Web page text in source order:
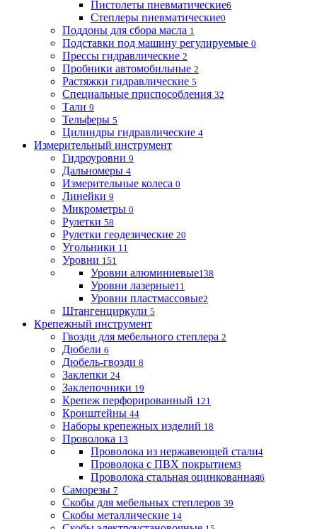
Пистолеты пневматические6
Степлеры пневматические0
Поддоны для сбора масла 1
Подставки под машину регулируемые 0
Прессы гидравлические 2
Пробники автомобильные 2
Растяжки гидравлические 5
Специальные приспособления 32
Тали 9
Тельферы 5
Цилиндры гидравлические 4
Измерительный инструмент
Гидроуровни 9
Дальномеры 4
Измерительные колеса 0
Линейки 9
Микрометры 0
Рулетки 58
Рулетки геодезические 20
Угольники 11
Уровни 151
Уровни алюминиевые138
Уровни лазерные11
Уровни пластмассовые2
Штангенциркули 5
Крепежный инструмент
Гвозди для мебельного степлера 2
Дюбели 6
Дюбель-гвозди 8
Заклепки 24
Заклепочники 19
Крепеж перфорированный 121
Кронштейны 44
Наборы крепежных изделий 18
Проволока 13
Проволока из нержавеющей стали4
Проволока с ПВХ покрытием3
Проволока стальная оцинкованная6
Саморезы 7
Скобы для мебельных степлеров 39
Скобы металлические 14